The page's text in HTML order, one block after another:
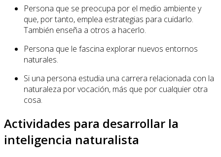
Persona que se preocupa por el medio ambiente y
que, por tanto, emplea estrategias para cuidarlo.
También enseña a otros a hacerlo.
Persona que le fascina explorar nuevos entornos
naturales.
Si una persona estudia una carrera relacionada con la
naturaleza por vocación, más que por cualquier otra
cosa.
Actividades para desarrollar la
inteligencia naturalista